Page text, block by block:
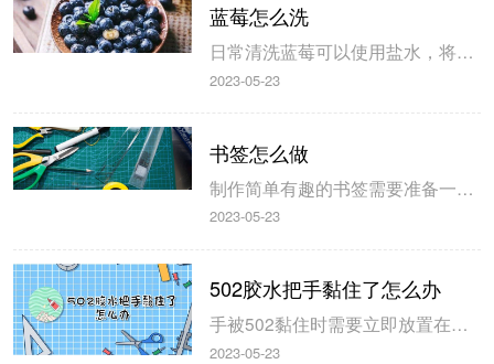
蓝莓怎么洗
日常清洗蓝莓可以使用盐水，将其放置在盐水中浸泡10分钟后取出，也可将其放置在淘米水中浸泡5分钟的时间，然后用清水冲洗后直接食用，淀粉和面粉的吸附能力都很强，用来清洗蓝莓也可去除其外皮的污垢。 蓝莓的清洗方法 1、盐水浸泡 可以使用盐水浸泡的方法来清洗蓝莓，取一盆清水加入3勺食用盐，搅拌均匀之后将蓝...
2023-05-23
书签怎么做
制作简单有趣的书签需要准备一张白纸、铅笔以及剪刀，在白纸上可以画出自己喜欢的图案，例如铅笔或是熊猫，之后将其分割成不同的几份，在其区域进行涂抹染料，对于较小的书签，可以直接用胶水粘在夹子上，平时夹在书本上使用即可。 书签的制作方法 1、准备一张白纸、铅笔以及剪刀。 2、在白纸上画出自己喜欢的图案...
2023-05-23
502胶水把手黏住了怎么办
手被502黏住时需要立即放置在凉水中浸泡，直至胶水凝固后用手搓掉即可，对于已经凝固的502胶水可以将其放置在温水中浸泡，并加入一些肥皂，等5分钟后即可脱落，还可使用三秒胶清除剂，可以在3秒之内快速消除溶解502胶水。 1、凉水浸泡 手被502粘住时可以立即浸泡在凉水中，此时的胶水还没有完全的凝固，...
2023-05-23